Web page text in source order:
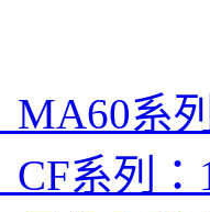
MA60系
CF系列：